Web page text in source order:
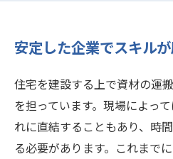
安定した企業でスキル
住宅を建設する上で資材の運
を担っています。現場によっ
れに直結することもあり、時
る必要があります。これまで